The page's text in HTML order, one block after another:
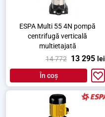
ESPA Multi 55 4N pompă
centrifugă verticală
multietajată
14 772 13 295 lei
În coș